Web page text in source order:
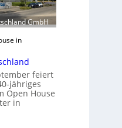
GmbH
in
feiert
jähriges
Open House
in